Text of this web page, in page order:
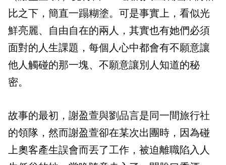
比之下，簡直一蹋糊塗。可是事實上，看似光
鮮亮麗、自由自在的兩人，其實也有她們必須
面對的人生課題，每個人心中都會有不願意讓
他人觸碰的那一塊、不願意讓別人知道的秘
密。
故事的最初，謝盈萱與劉品言是同一間旅行社
的領隊，然而謝盈萱卻在某次出團時，因為碰
上奧客產生誤會而丟了工作，被迫離職陷入人